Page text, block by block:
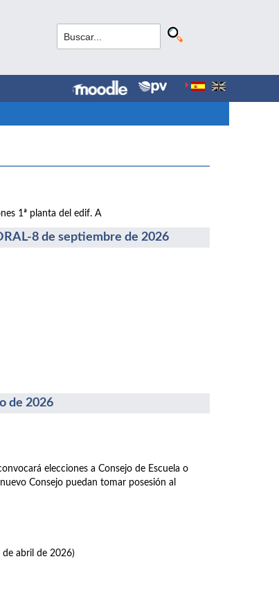
1ª planta del edif. A
8 de septiembre de 2026
de 2026
elecciones a Consejo de Escuela o
Consejo puedan tomar posesión al
de abril de 2026)